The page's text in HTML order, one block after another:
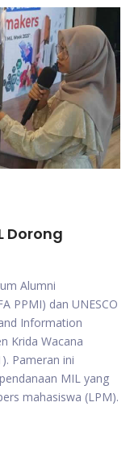
Dorong
Alumni
PPMI) dan UNESCO
Information
Krida Wacana
Pameran ini
MIL yang
mahasiswa (LPM).